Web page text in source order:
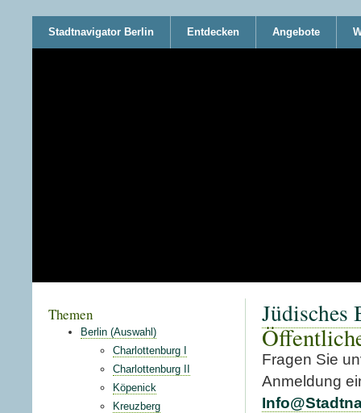
Stadtnavigator Berlin Entdecken Angebote
Jüdisches
Fragen Sie
Anmeldung
Themen
Berlin (Auswahl)
Charlottenburg I
Charlottenburg II
Köpenick
Kreuzberg